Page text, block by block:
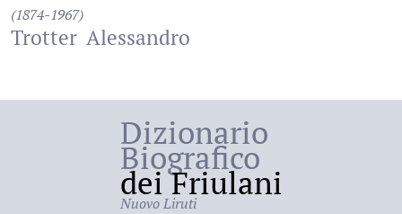
(1874-1967)
Trotter Alessandro
Dizionario
Biografico
dei Friulani
Nuovo Liruti